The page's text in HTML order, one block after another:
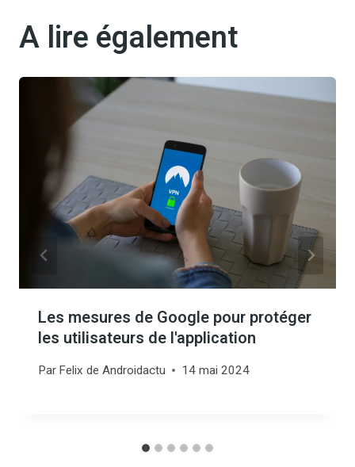
A lire également
Les mesures de Google pour protéger
les utilisateurs de l'application
Par Felix de Androidactu 14 mai 2024